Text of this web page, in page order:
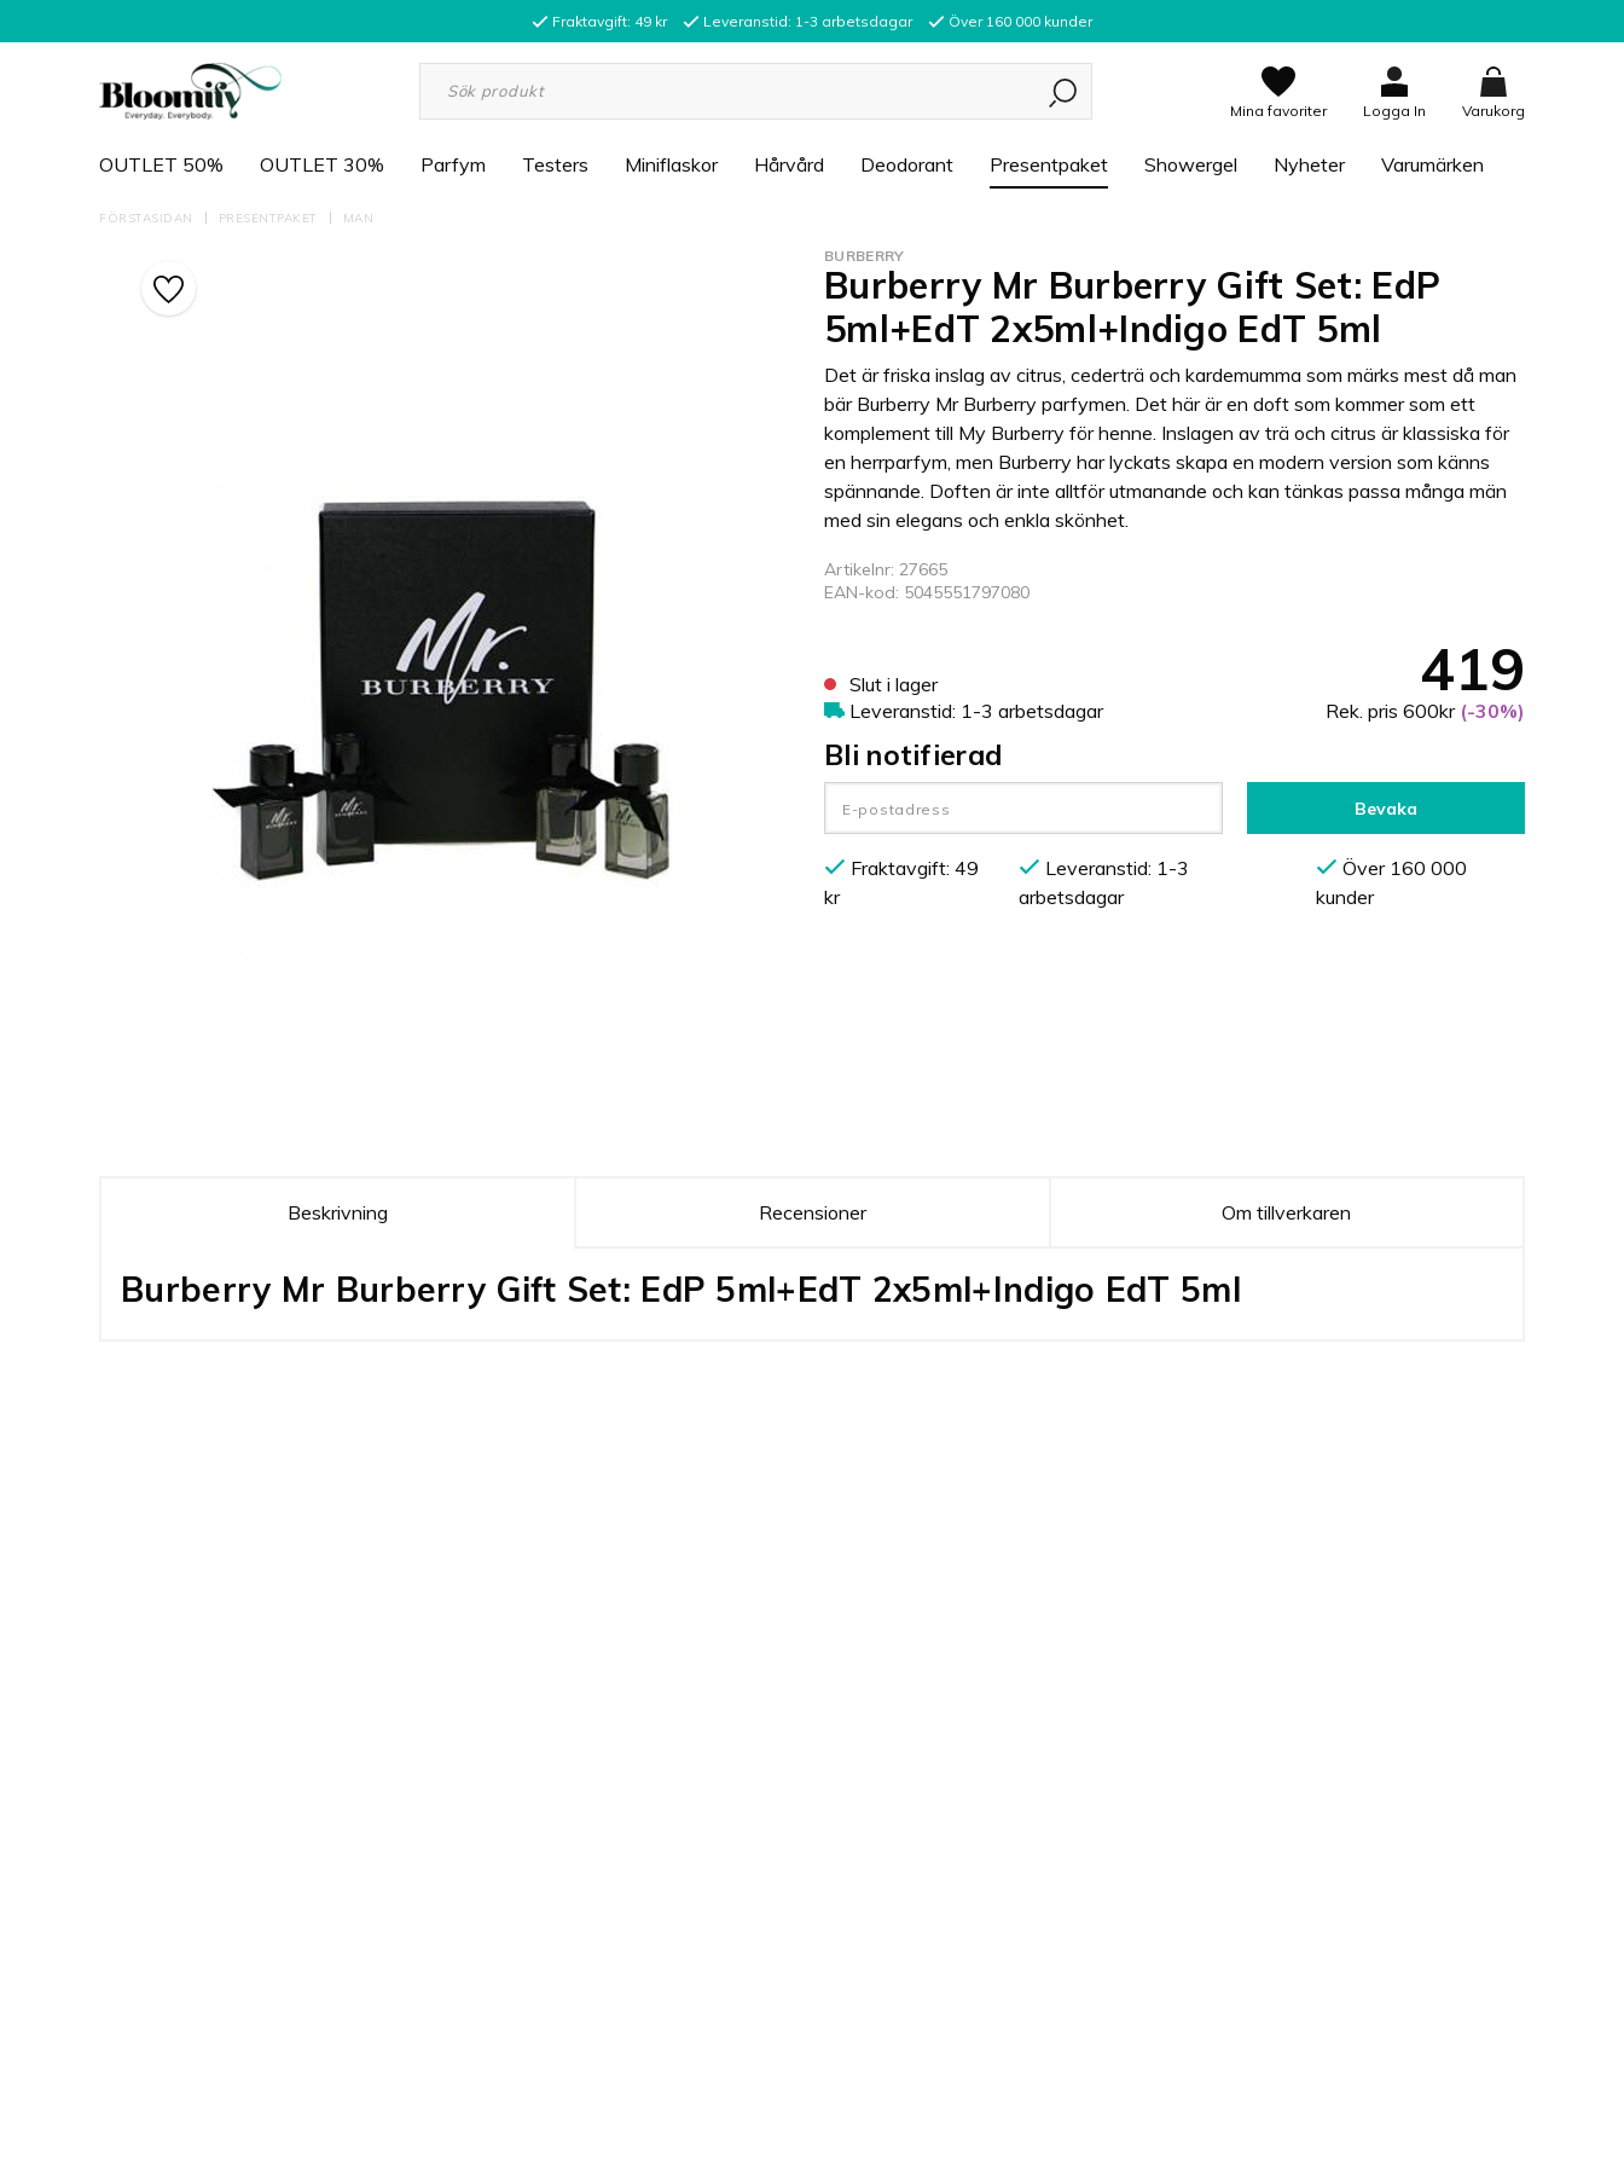
Fraktavgift: 49 kr Leveranstid: 1-3 arbetsdagar Över 160 000 kunder
Varukorg
Logga In
Mina favoriter
OUTLET 50% OUTLET 30% Parfym Testers Miniflaskor Hårvård Deodorant Presentpaket Showergel Nyheter Varumärken
FÖRSTASIDAN PRESENTPAKET MAN
BURBERRY
Burberry Mr Burberry Gift Set: EdP
5ml+EdT 2x5ml+Indigo EdT 5ml
Det är friska inslag av citrus, cederträ och kardemumma som märks mest då man
bär Burberry Mr Burberry parfymen. Det här är en doft som kommer som ett
komplement till My Burberry för henne. Inslagen av trä och citrus är klassiska för
en herrparfym, men Burberry har lyckats skapa en modern version som känns
spännande. Doften är inte alltför utmanande och kan tänkas passa många män
med sin elegans och enkla skönhet.
Artikelnr: 27665
EAN-kod: 5045551797080
Slut i lager
Leveranstid: 1-3 arbetsdagar
419
Rek. pris 600kr (-30%)
Bli notifierad
Bevaka
Fraktavgift: 49
kr
Leveranstid: 1-3
arbetsdagar
Över 160 000
kunder
Beskrivning Recensioner Om tillverkaren
Burberry Mr Burberry Gift Set: EdP 5ml+EdT 2x5ml+Indigo EdT 5ml